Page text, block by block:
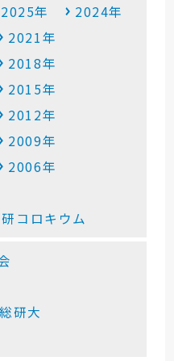
2025年
2024年
2021年
2018年
2015年
2012年
2009年
2006年
コロキウム
総研大